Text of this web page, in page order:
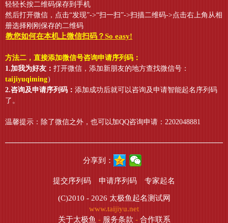
轻轻长按二维码保存到手机
然后打开微信，点击“发现”->“扫一扫”->扫描二维码->点击右上角从相
册选择刚刚保存的二维码
教您如何在本机上微信扫码？So easy!
方法二，直接添加微信号咨询申请序列码：
1.加我为好友： 打开微信，添加新朋友的地方查找微信号：
taijiyuqiming）
2.咨询及申请序列码： 添加成功后就可以咨询及申请智能起名序列码
了。
温馨提示：除了微信之外，也可以加QQ咨询申请：2202048881
分享到：
提交序列码 申请序列码 专家起名
(C)2010 - 2026 太极鱼起名测试网
www.taijiyu.net
关于太极鱼 - 服务条款 - 合作联系